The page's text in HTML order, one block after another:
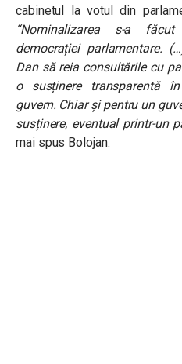
cabinetul la votul din
“Nominalizarea s-a
democrației parlamentare.
Dan să reia consultările cu
o susținere transparentă
guvern. Chiar și pentru un
susținere, eventual printr-un
mai spus Bolojan.